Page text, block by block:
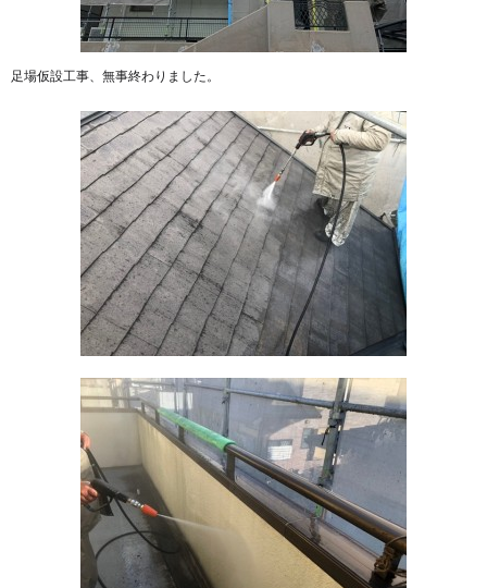
足場仮設工事、無事終わりました。